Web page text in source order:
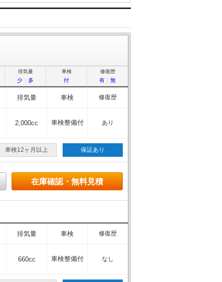
排気量
少 ｜ 多
車検
付
修復歴
有 ｜ 無
排気量 車検 修復歴
2,000cc 車検整備付 あり
車検12ヶ月以上 保証あり
在庫確認・無料見積
排気量 車検 修復歴
660cc 車検整備付 なし